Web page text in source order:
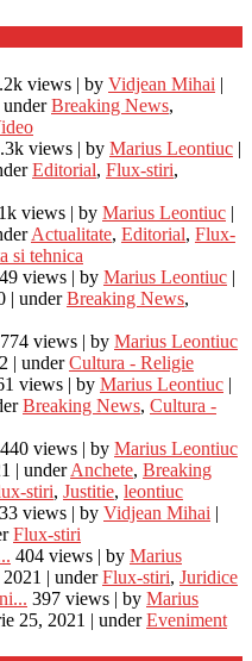
views | by Vidjean Mihai |
underBreaking News,
views | by Marius Leontiuc |
Editorial, Flux-stiri,
1k views | by Marius Leontiuc |
Actualitate, Editorial, Flux-
si tehnica
views | by Marius Leontiuc |
| underBreaking News,
774 views | by Marius Leontiuc
| underCultura - Religie
views | by Marius Leontiuc |
Breaking News, Cultura -
440 views | by Marius Leontiuc
| underAnchete, Breaking
stiri, Justitie, leontiuc
views | by Vidjean Mihai |
Flux-stiri
404 views | by Marius
| underFlux-stiri, Juridice
397 views | by Marius
25, 2021 | underEveniment